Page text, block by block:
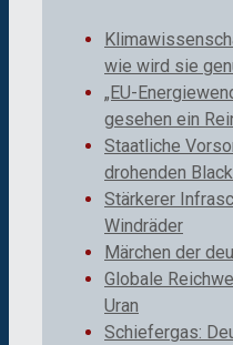
wie wird sie
„EU-
gesehen ein
Staatliche
drohenden
Stärkerer
Windräder
Märchen der
Globale
Uran
Schiefergas: